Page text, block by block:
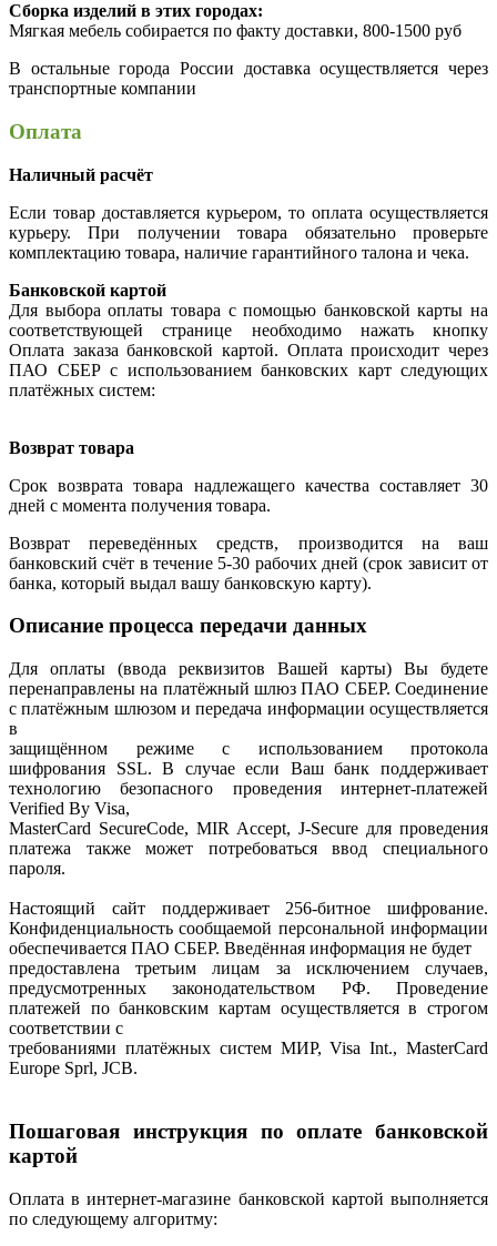
Сборка изделий в этих городах:
Мягкая мебель собирается по факту доставки, 800-1500 руб
В остальные города России доставка осуществляется через
транспортные компании
Оплата
Наличный расчёт
Если товар доставляется курьером, то оплата осуществляется
курьеру. При получении товара обязательно проверьте
комплектацию товара, наличие гарантийного талона и чека.
Банковской картой
Для выбора оплаты товара с помощью банковской карты на
соответствующей странице необходимо нажать кнопку
Оплата заказа банковской картой. Оплата происходит через
ПАО СБЕР с использованием банковских карт следующих
платёжных систем:
Возврат товара
Срок возврата товара надлежащего качества составляет 30
дней с момента получения товара.
Возврат переведённых средств, производится на ваш
банковский счёт в течение 5-30 рабочих дней (срок зависит от
банка, который выдал вашу банковскую карту).
Описание процесса передачи данных
Для оплаты (ввода реквизитов Вашей карты) Вы будете
перенаправлены на платёжный шлюз ПАО СБЕР. Соединение
с платёжным шлюзом и передача информации осуществляется
в
защищённом режиме с использованием протокола
шифрования SSL. В случае если Ваш банк поддерживает
технологию безопасного проведения интернет-платежей
Verified By Visa,
MasterCard SecureCode, MIR Accept, J-Secure для проведения
платежа также может потребоваться ввод специального
пароля.
Настоящий сайт поддерживает 256-битное шифрование.
Конфиденциальность сообщаемой персональной информации
обеспечивается ПАО СБЕР. Введённая информация не будет
предоставлена третьим лицам за исключением случаев,
предусмотренных законодательством РФ. Проведение
платежей по банковским картам осуществляется в строгом
соответствии с
требованиями платёжных систем МИР, Visa Int., MasterCard
Europe Sprl, JCB.
Пошаговая инструкция по оплате банковской
картой
Оплата в интернет-магазине банковской картой выполняется
по следующему алгоритму: